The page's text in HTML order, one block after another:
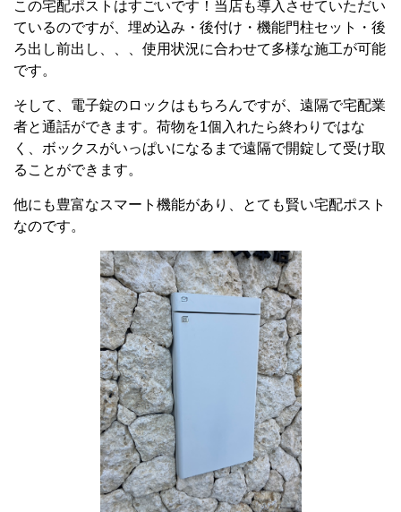
この宅配ポストはすごいです！当店も導入させていただい
ているのですが、埋め込み・後付け・機能門柱セット・後
ろ出し前出し、、、使用状況に合わせて多様な施工が可能
です。
そして、電子錠のロックはもちろんですが、遠隔で宅配業
者と通話ができます。荷物を1個入れたら終わりではな
く、ボックスがいっぱいになるまで遠隔で開錠して受け取
ることができます。
他にも豊富なスマート機能があり、とても賢い宅配ポスト
なのです。